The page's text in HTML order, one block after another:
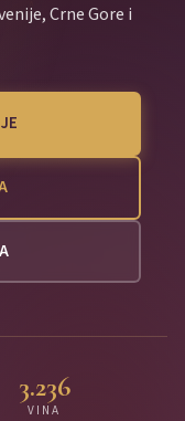
Crne Gore i
3.236
VINA